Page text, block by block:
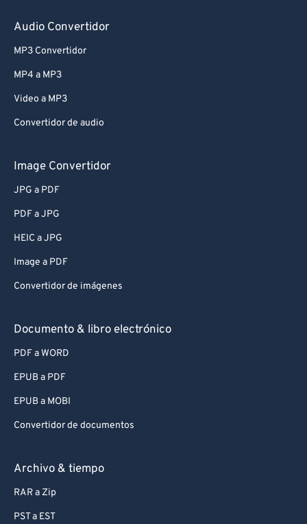
Audio Convertidor
MP3 Convertidor
MP4 a MP3
Video a MP3
Convertidor de audio
Image Convertidor
JPG a PDF
PDF a JPG
HEIC a JPG
Image a PDF
Convertidor de imágenes
Documento & libro electrónico
PDF a WORD
EPUB a PDF
EPUB a MOBI
Convertidor de documentos
Archivo & tiempo
RAR a Zip
PST a EST